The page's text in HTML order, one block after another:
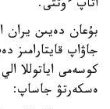
اتاپ ءوتتى.
بۇعان دەيىن يران
جاۋاپ قايتارامىز
كوسەمى اياتوللا
ەسكەرتۋ جاساپ: